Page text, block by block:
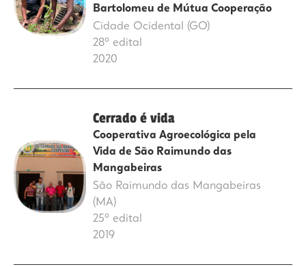
Bartolomeu de Mútua Cooperação
Cidade Ocidental (GO)
28º edital
2020
Cerrado é vida
Cooperativa Agroecológica pela
Vida de São Raimundo das
Mangabeiras
São Raimundo das Mangabeiras
(MA)
25º edital
2019